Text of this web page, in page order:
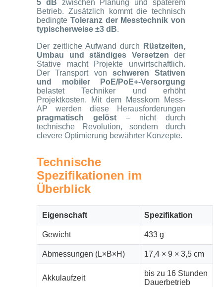
5 dB zwischen Planung und späterem
Betrieb. Zusätzlich kommt die technisch
bedingte Toleranz der Messtechnik von
typischerweise ±3 dB.
Der zeitliche Aufwand durch
Rüstzeiten,
Umbau und ständiges Versetzen der
Stative macht Projekte unwirtschaftlich.
Der Transport von schweren Stativen
und mobiler PoE/PoE+-Versorgung
belastet Techniker und erhöht
Projektkosten. Mit dem Messkom Mess-
AP werden diese Herausforderungen
pragmatisch gelöst– nicht durch
technische Revolution, sondern durch
clevere Optimierung bewährter Konzepte.
Technische
Spezifikationen im
Überblick
Eigenschaft Spezifikation
Gewicht 433 g
Abmessungen (L×B×H) 17,4 × 9 × 3,5 cm
Akkulaufzeit
bis zu 16 Stunden
Dauerbetrieb